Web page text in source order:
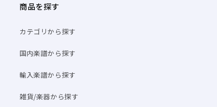
商品を探す
カテゴリから探す
国内楽譜から探す
輸入楽譜から探す
雑貨/楽器から探す